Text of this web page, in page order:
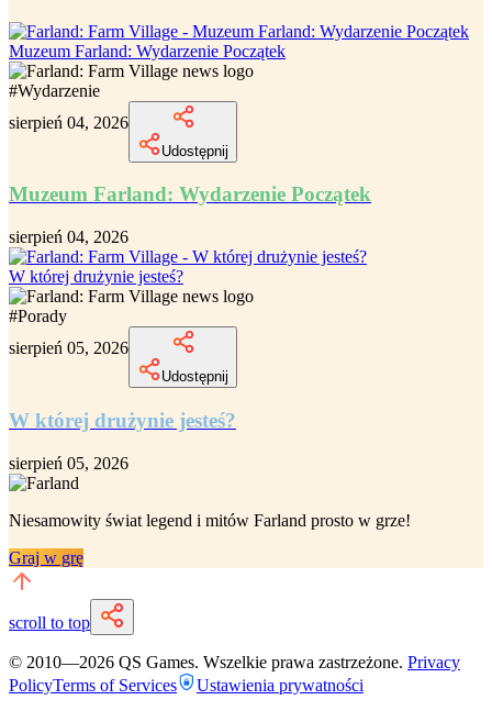
Muzeum Farland: Wydarzenie Początek
#Wydarzenie
sierpień 04, 2026
Udostępnij
Muzeum Farland: Wydarzenie Początek
sierpień 04, 2026
W której drużynie jesteś?
#Porady
sierpień 05, 2026
Udostępnij
W której drużynie jesteś?
sierpień 05, 2026
Niesamowity świat legend i mitów Farland prosto w grze!
Graj w grę
scroll to top
© 2010—2026 QS Games. Wszelkie prawa zastrzeżone. Privacy
PolicyTerms of Services Ustawienia prywatności